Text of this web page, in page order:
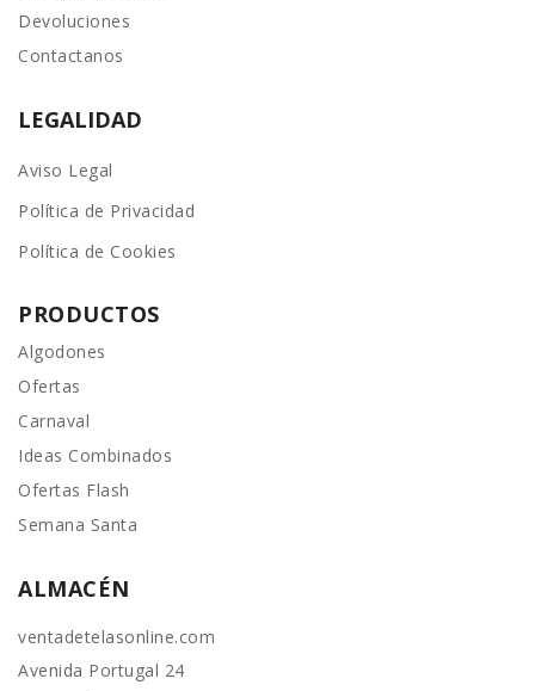
Devoluciones
Contactanos
LEGALIDAD
Aviso Legal
Política de Privacidad
Política de Cookies
PRODUCTOS
Algodones
Ofertas
Carnaval
Ideas Combinados
Ofertas Flash
Semana Santa
ALMACÉN
ventadetelasonline.com
Avenida Portugal 24